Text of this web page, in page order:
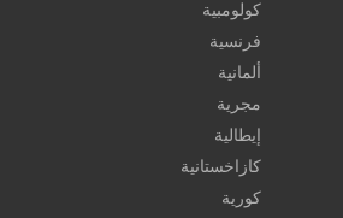
كولومبية
فرنسية
ألمانية
مجرية
إيطالية
كازاخستانية
كورية